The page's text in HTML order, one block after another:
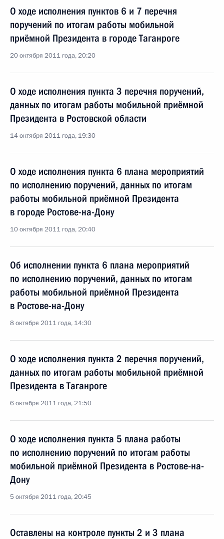
О ходе исполнения пунктов 6 и 7 перечня
поручений по итогам работы мобильной
приёмной Президента в городе Таганроге
20 октября 2011 года, 20:20
О ходе исполнения пункта 3 перечня поручений,
данных по итогам работы мобильной приёмной
Президента в Ростовской области
14 октября 2011 года, 19:30
О ходе исполнения пункта 6 плана мероприятий
по исполнению поручений, данных по итогам
работы мобильной приёмной Президента
в городе Ростове-на-Дону
10 октября 2011 года, 20:40
Об исполнении пункта 6 плана мероприятий
по исполнению поручений, данных по итогам
работы мобильной приёмной Президента
в Ростове-на-Дону
8 октября 2011 года, 14:30
О ходе исполнения пункта 2 перечня поручений,
данных по итогам работы мобильной приёмной
Президента в Таганроге
6 октября 2011 года, 21:50
О ходе исполнения пункта 5 плана работы
по исполнению поручений по итогам работы
мобильной приёмной Президента в Ростове-на-
Дону
5 октября 2011 года, 20:45
Оставлены на контроле пункты 2 и 3 плана